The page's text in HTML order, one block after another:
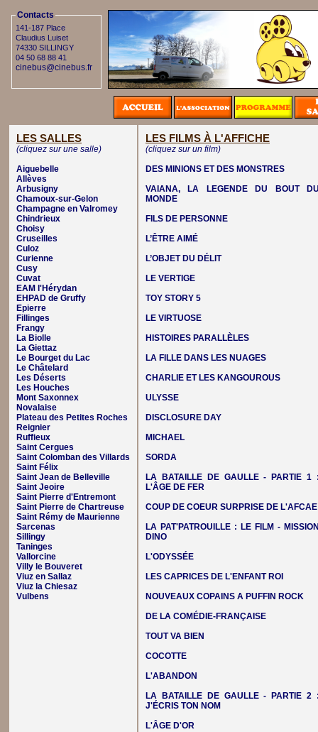
Contacts
141-187 Place
Claudius Luiset
74330 SILLINGY
04 50 68 88 41
cinebus@cinebus.fr
LES SALLES
(cliquez sur une salle)
Aiguebelle
Allèves
Arbusigny
Chamoux-sur-Gelon
Champagne en Valromey
Chindrieux
Choisy
Cruseilles
Culoz
Curienne
Cusy
Cuvat
EAM l'Hérydan
EHPAD de Gruffy
Epierre
Fillinges
Frangy
La Biolle
La Giettaz
Le Bourget du Lac
Le Châtelard
Les Déserts
Les Houches
Mont Saxonnex
Novalaise
Plateau des Petites Roches
Reignier
Ruffieux
Saint Cergues
Saint Colomban des Villards
Saint Félix
Saint Jean de Belleville
Saint Jeoire
Saint Pierre d'Entremont
Saint Pierre de Chartreuse
Saint Rémy de Maurienne
Sarcenas
Sillingy
Taninges
Vallorcine
Villy le Bouveret
Viuz en Sallaz
Viuz la Chiesaz
Vulbens
LES FILMS À L'AFFICHE
(cliquez sur un film)
DES MINIONS ET DES MONSTRES
VAIANA, LA LEGENDE DU BOUT
MONDE
FILS DE PERSONNE
L’ÊTRE AIMÉ
L’OBJET DU DÉLIT
LE VERTIGE
TOY STORY 5
LE VIRTUOSE
HISTOIRES PARALLÈLES
LA FILLE DANS LES NUAGES
CHARLIE ET LES KANGOUROUS
ULYSSE
DISCLOSURE DAY
MICHAEL
SORDA
LA BATAILLE DE GAULLE - PARTIE 1
L'ÂGE DE FER
COUP DE COEUR SURPRISE DE L'AFCAE
LA PAT'PATROUILLE : LE FILM -
DINO
L'ODYSSÉE
LES CAPRICES DE L'ENFANT ROI
NOUVEAUX COPAINS A PUFFIN ROCK
DE LA COMÉDIE-FRANÇAISE
TOUT VA BIEN
COCOTTE
L'ABANDON
LA BATAILLE DE GAULLE - PARTIE 2
J'ÉCRIS TON NOM
L'ÂGE D'OR